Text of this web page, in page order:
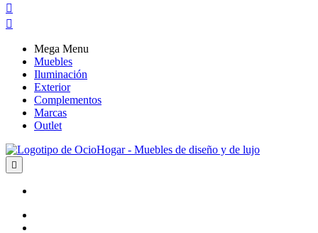


Mega Menu
Muebles
Iluminación
Exterior
Complementos
Marcas
Outlet
